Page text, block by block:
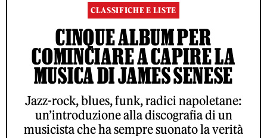
CLASSIFICHE E LISTE
CINQUE ALBUM PER
COMINCIARE A CAPIRE LA
MUSICA DI JAMES SENESE
Jazz-rock, blues, funk, radici napoletane:
un’introduzione alla discografia di un
musicista che ha sempre suonato la verità